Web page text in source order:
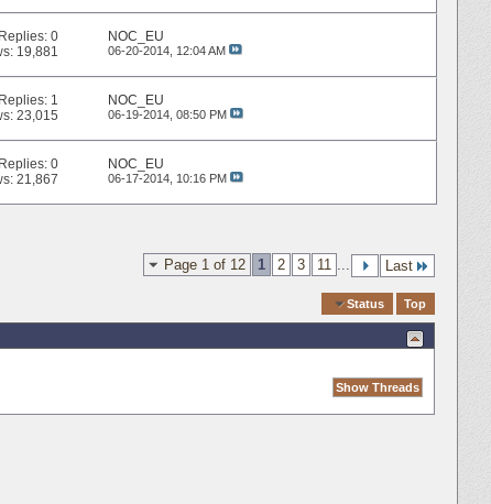
Replies:0
19,881
NOC_EU
06-20-2014, 12:04 AM
Replies: 1
23,015
NOC_EU
06-19-2014, 08:50 PM
Replies:0
21,867
NOC_EU
06-17-2014, 10:16 PM
Page 1 of 12 1 2 3 11 Last
Status Top